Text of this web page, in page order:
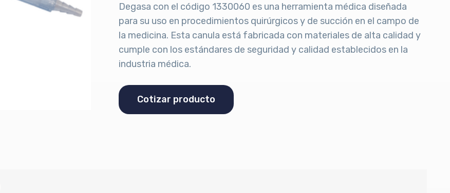
Degasa con el código 1330060 es una herramienta médica diseñada
para su uso en procedimientos quirúrgicos y de succión en el campo de
la medicina. Esta canula está fabricada con materiales de alta calidad y
cumple con los estándares de seguridad y calidad establecidos en la
industria médica.
Cotizar producto